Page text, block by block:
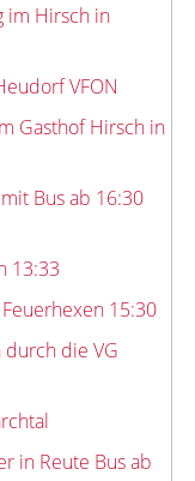
im Hirsch in
VFON
Gasthof Hirsch in
Bus ab 16:30
13:33
15:30
die VG
in Reute Bus ab